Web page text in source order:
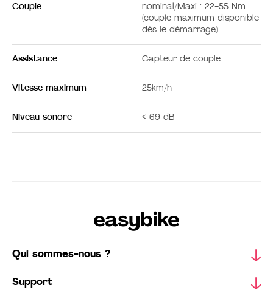
Couple
nominal/Maxi : 22-55 Nm
(couple maximum disponible
dès le démarrage)
Assistance Capteur de couple
Vitesse maximum 25km/h
Niveau sonore < 69 dB
Qui sommes-nous ?
Support